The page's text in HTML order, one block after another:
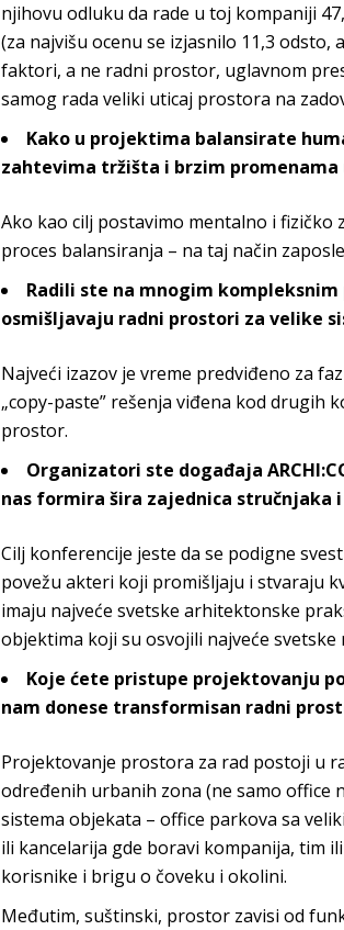
njihovu odluku da rade u toj kompaniji
(za najvišu ocenu se izjasnilo 11,3
faktori, a ne radni prostor, uglavnom
samog rada veliki uticaj prostora na
Kako u projektima balansirate
zahtevima tržišta i brzim
Ako kao cilj postavimo mentalno i fizičko
proces balansiranja – na taj način
Radili ste na mnogim
osmišljavaju radni prostori za velike
Najveći izazov je vreme predviđeno za
„copy-paste” rešenja viđena kod drugih
prostor.
Organizatori ste događaja
nas formira šira zajednica
Cilj konferencije jeste da se podigne
povežu akteri koji promišljaju i stvaraju
imaju najveće svetske arhitektonske
objektima koji su osvojili najveće
Koje ćete pristupe projektovanju
nam donese transformisan radni
Projektovanje prostora za rad postoji u
određenih urbanih zona (ne samo office
sistema objekata – office parkova sa
ili kancelarija gde boravi kompanija, tim
korisnike i brigu o čoveku i okolini.
Međutim, suštinski, prostor zavisi od